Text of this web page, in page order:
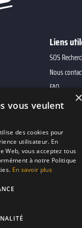
Liens
SOS
Nous
FAQ
×
vous veulent
des cookies pour
utilisateur. En
Web, vous acceptez tous
à notre Politique
En savoir plus